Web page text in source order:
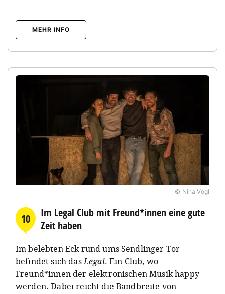
MEHR INFO
© Nina Vogl
10
Im Legal Club mit Freund*innen eine gute
Zeit haben
Im belebten Eck rund ums Sendlinger Tor
befindet sich dasLegal. Ein Club, wo
Freund*innen der elektronischen Musik happy
werden. Dabei reicht die Bandbreite von